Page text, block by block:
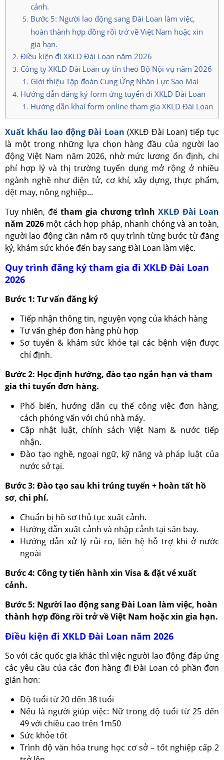
cảnh.
Bước 5: Người lao động sang Đài Loan làm việc,
hoàn thành hợp đồng rồi trở về Việt Nam hoặc xin
gia hạn.
Điều kiện đi XKLD Đài Loan năm 2026
Công ty XKLD Đài Loan uy tín theo Bộ Nội vụ năm 2026
Giới thiệu Tập đoàn Cung Ứng Nhân Lực Sao Mai
Hướng dẫn đăng ký form ứng tuyển đi XKLD Đài Loan
Hướng dẫn khai form online tham gia XKLD Đài Loan
Xuất khẩu lao động Đài Loan (XKLĐ Đài Loan) tiếp tục
là một trong những lựa chọn hàng đầu của người lao
động Việt Nam năm 2026, nhờ mức lương ổn định, chi
phí hợp lý và thị trường tuyển dụng mở rộng ở nhiều
ngành nghề như điện tử, cơ khí, xây dựng, thực phẩm,
dệt may, nông nghiệp...
Tuy nhiên, để tham gia chương trình XKLĐ Đài Loan
năm 2026một cách hợp pháp, nhanh chóng và an toàn,
người lao động cần nắm rõ quy trình từng bước từ đăng
ký, khám sức khỏe đến bay sang Đài Loan làm việc.
Quy trình đăng ký tham gia đi XKLĐ Đài Loan
2026
Bước 1: Tư vấn đăng ký
Tiếp nhận thông tin, nguyện vọng của khách hàng
Tư vấn ghép đơn hàng phù hợp
Sơ tuyển & khám sức khỏe tại các bệnh viện được
chỉ định.
Bước 2: Học định hướng, đào tạo ngắn hạn và tham
gia thi tuyển đơn hàng.
Phổ biến, hướng dẫn cụ thể công việc đơn hàng,
cách phỏng vấn với chủ nhà máy.
Cập nhật luật, chính sách Việt Nam & nước tiếp
nhận.
Đào tạo nghề, ngoại ngữ, kỹ năng và pháp luật của
nước sở tại.
Bước 3: Đào tạo sau khi trúng tuyển + hoàn tất hồ
sơ, chi phí.
Chuẩn bị hồ sơ thủ tục xuất cảnh.
Hướng dẫn xuất cảnh và nhập cảnh tại sân bay.
Hướng dẫn xử lý rủi ro, liên hệ hỗ trợ khi ở nước
ngoài
Bước 4: Công ty tiến hành xin Visa & đặt vé xuất
cảnh.
Bước 5: Người lao động sang Đài Loan làm việc, hoàn
thành hợp đồng rồi trở về Việt Nam hoặc xin gia hạn.
Điều kiện đi XKLD Đài Loan năm 2026
So với các quốc gia khác thì việc người lao động đáp ứng
các yêu cầu của các đơn hàng đi Đài Loan có phần đơn
giản hơn:
Độ tuổi từ 20 đến 38 tuổi
Nếu là người giúp việc: Nữ trong độ tuổi từ 25 đến
49 với chiều cao trên 1m50
Sức khỏe tốt
Trình độ văn hóa trung học cơ sở – tốt nghiệp cấp 2